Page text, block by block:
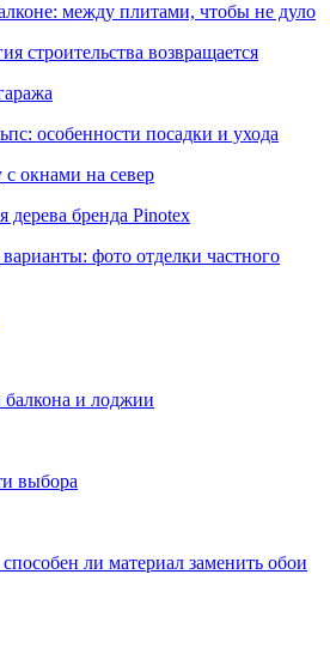
между плитами, чтобы не дуло
строительства возвращается
особенности посадки и ухода
с окнами на север
дерева бренда Pinotex
фото отделки частного
и лоджии
выбора
ли материал заменить обои